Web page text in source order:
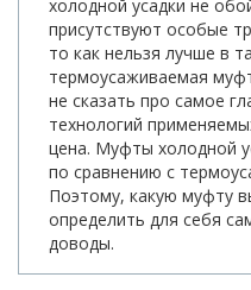
холодной усадки не
присутствуют особые
то как нельзя лучше в
термоусаживаемая
не сказать про самое
технологий
цена. Муфты холодной
по сравнению с
Поэтому, какую муфту
определить для себя
доводы.